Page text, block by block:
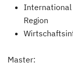
International
Region
Master: